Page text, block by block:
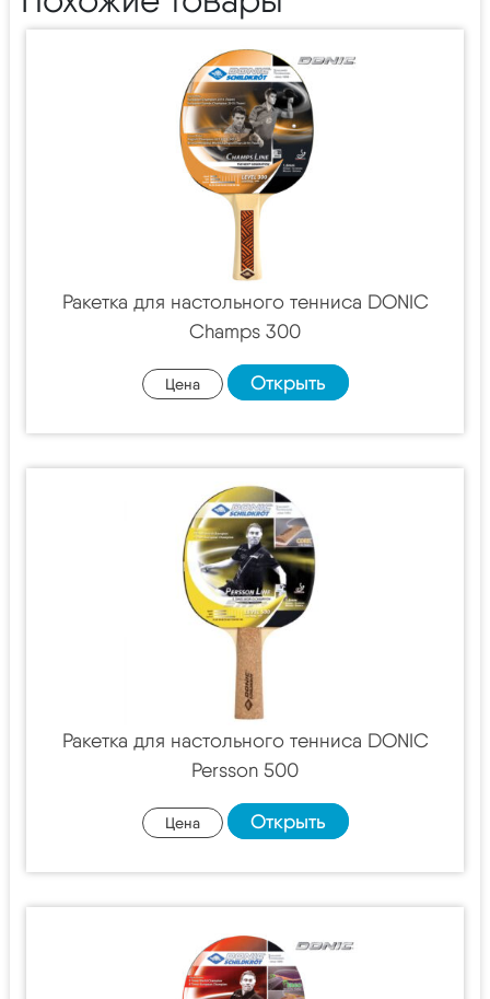
Ракетка для настольного тенниса DONIC
Champs 300
Цена Открыть
Ракетка для настольного тенниса DONIC
Persson 500
Цена Открыть